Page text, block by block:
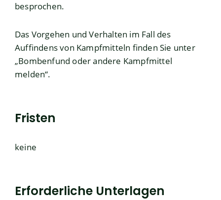
besprochen.
Das Vorgehen und Verhalten im Fall des
Auffindens von Kampfmitteln finden Sie unter
„Bombenfund oder andere Kampfmittel
melden“.
Fristen
keine
Erforderliche Unterlagen